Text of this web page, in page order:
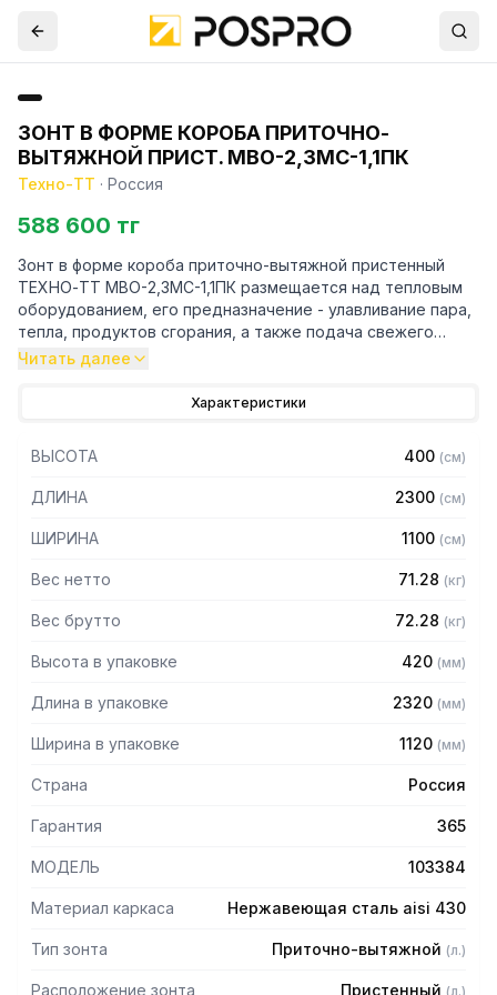
ЗОНТ В ФОРМЕ КОРОБА ПРИТОЧНО-
ВЫТЯЖНОЙ ПРИСТ. МВО-2,3МС-1,1ПК
Техно-ТТ · Россия
588 600 тг
Зонт в форме короба приточно-вытяжной пристенный
ТЕХНО-ТТ МВО-2,3МС-1,1ПК размещается над тепловым
оборудованием, его предназначение - улавливание пара,
тепла, продуктов сгорания, а также подача свежего
воздуха, что благоприятно сказывается на микроклимате
предметах мебели и кухонной утвари. Поэтому это
оборудование формирует микроклимат в помещении и
защищает сотрудников горячего цеха.
— Бескаркасный
0,8мм
— Поставляется в собранном виде
Читать далее
Характеристики
ВЫСОТА 400 (см)
ДЛИНА 2300 (см)
ШИРИНА 1100 (см)
Вес нетто 71.28 (кг)
Вес брутто 72.28 (кг)
Высота в упаковке 420 (мм)
Длина в упаковке 2320 (мм)
Ширина в упаковке 1120 (мм)
Страна Россия
Гарантия 365
МОДЕЛЬ 103384
Материал каркаса Нержавеющая сталь aisi 430
Тип зонта Приточно-вытяжной (л.)
Расположение зонта Пристенный (л.)